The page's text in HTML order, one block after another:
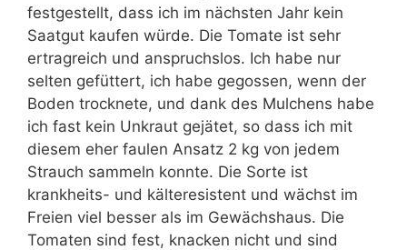
festgestellt, dass ich im nächsten Jahr kein
Saatgut kaufen würde. Die Tomate ist sehr
ertragreich und anspruchslos. Ich habe nur
selten gefüttert, ich habe gegossen, wenn der
Boden trocknete, und dank des Mulchens habe
ich fast kein Unkraut gejätet, so dass ich mit
diesem eher faulen Ansatz 2 kg von jedem
Strauch sammeln konnte. Die Sorte ist
krankheits- und kälteresistent und wächst im
Freien viel besser als im Gewächshaus. Die
Tomaten sind fest, knacken nicht und sind